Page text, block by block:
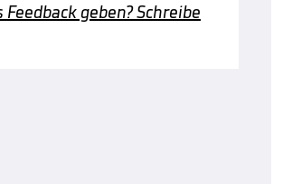
geben? Schreibe